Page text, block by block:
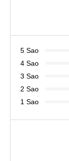
5 Sao
4 Sao
3 Sao
2 Sao
1 Sao